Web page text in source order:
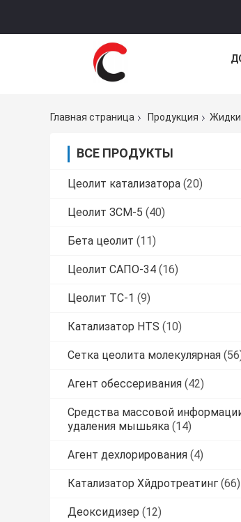
Главная страница Продукция
ВСЕ ПРОДУКТЫ
Цеолит катализатора (20)
Цеолит ЗСМ-5 (40)
Бета цеолит (11)
Цеолит САПО-34 (16)
Цеолит ТС-1 (9)
Катализатор HTS (10)
Сетка цеолита молекулярная
Агент обессеривания (42)
Средства массовой
удаления мышьяка (14)
Агент дехлорирования (4)
Катализатор Хйдротреатинг (66)
Деоксидизер (12)